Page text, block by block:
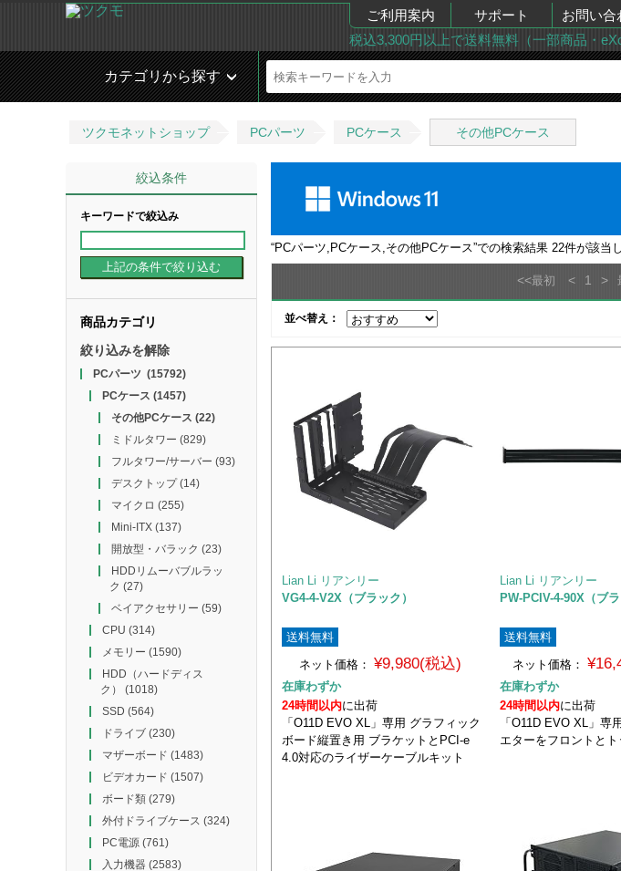
ご利用案内 サポート お問い合
税込3,300円以上で送料無料（一部商品・
カテゴリから探す
ツクモネットショップ PCパーツ PCケース その他PCケース
絞込条件
キーワードで絞込み
商品カテゴリ
絞り込みを解除
PCパーツ (15792)
PCケース (1457)
その他PCケース (22)
ミドルタワー (829)
フルタワー/サーバー (93)
デスクトップ(14)
マイクロ (255)
Mini-ITX(137)
開放型・バラック (23)
HDDリムーバブルラッ
ク (27)
ベイアクセサリー (59)
CPU (314)
メモリー (1590)
HDD（ハードディス
ク）
(1018)
SSD (564)
ドライブ(230)
マザーボード (1483)
ビデオカード (1507)
ボード類(279)
外付ドライブケース (324)
PC電源(761)
入力機器(2583)
“PCパーツ,PCケース,その他PCケース”での検索結果 22件が該当
<<最初 < 1 >
並べ替え：
Lian Li リアンリー
VG4-4-V2X（ブラック）
送料無料
ネット価格： ¥9,980(税込)
在庫わずか
24時間以内に出荷
「O11D EVO XL」専用 グラフィック
ボード縦置き用 ブラケットとPCI-e
4.0対応のライザーケーブルキット
Lian Li リアンリー
PW-PCIV-4-90X（ブラ
送料無料
ネット価格：
在庫わずか
24時間以内に出荷
「O11D EVO XL」専
エターをフロントと